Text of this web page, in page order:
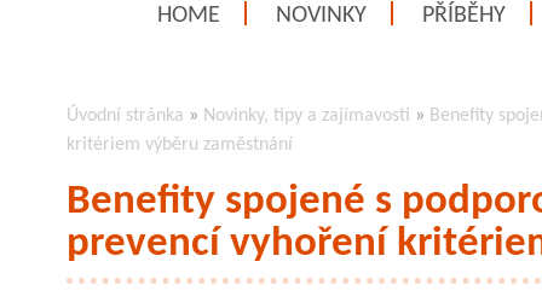
HOME NOVINKY PŘÍBĚHY
Úvodní stránka » Novinky, tipy a zajímavosti » Benefity
kritériem výběru zaměstnání
Benefity spojené s
prevencí vyhoření